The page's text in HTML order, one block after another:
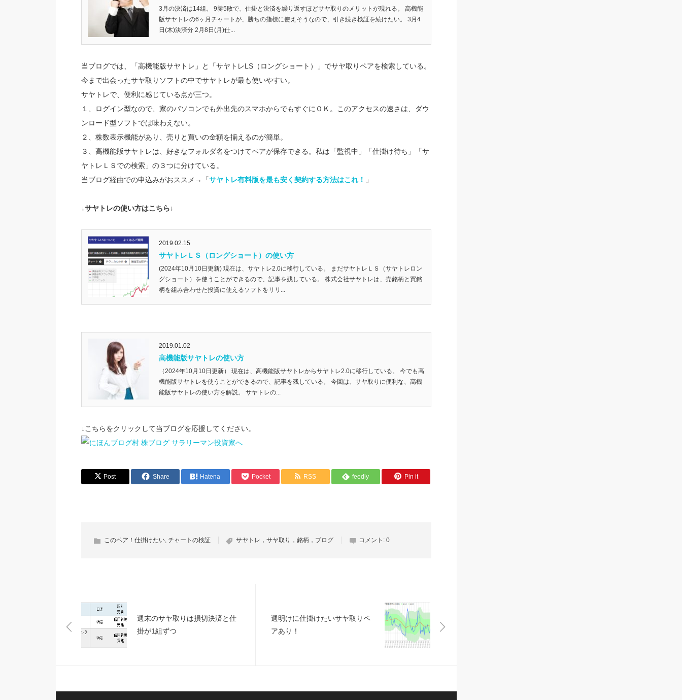
3月の決済は14組。 9勝5敗で、仕掛と決済を繰り返すほどサヤ取りのメリットが現れる。 高機能
版サヤトレの6ヶ月チャートが、勝ちの指標に使えそうなので、引き続き検証を続けたい。 3月4
日(木)決済分 2月8日(月)仕...
当ブログでは、「高機能版サヤトレ」と「サヤトレLS（ロングショート）」でサヤ取りペアを検索している。
今まで出会ったサヤ取りソフトの中でサヤトレが最も使いやすい。
サヤトレで、便利に感じている点が三つ。
１、ログイン型なので、家のパソコンでも外出先のスマホからでもすぐにＯＫ。このアクセスの速さは、ダウ
ンロード型ソフトでは味わえない。
２、株数表示機能があり、売りと買いの金額を揃えるのが簡単。
３、高機能版サヤトレは、好きなフォルダ名をつけてペアが保存できる。私は「監視中」「仕掛け待ち」「サ
ヤトレＬＳでの検索」の３つに分けている。
当ブログ経由での申込みがおススメ→「サヤトレ有料版を最も安く契約する方法はこれ！ 」
↓サヤトレの使い方はこちら↓
2019.02.15
サヤトレＬＳ（ロングショート）の使い方
(2024年10月10日更新) 現在は、サヤトレ2.0に移行している。 まだサヤトレＬＳ（サヤトレロン
グショート）を使うことができるので、記事を残している。 株式会社サヤトレは、売銘柄と買銘
柄を組み合わせた投資に使えるソフトをリリ...
2019.01.02
高機能版サヤトレの使い方
（2024年10月10日更新） 現在は、高機能版サヤトレからサヤトレ2.0に移行している。 今でも高
機能版サヤトレを使うことができるので、記事を残している。 今回は、サヤ取りに便利な、高機
能版サヤトレの使い方を解説。 サヤトレの...
↓こちらをクリックして当ブログを応援してください。
Post Share Hatena Pocket RSS feedly Pin it
このペア！仕掛けたい, チャートの検証 サヤトレ，サヤ取り，銘柄，ブログ コメント: 0
週末のサヤ取りは損切決済と仕
掛が1組ずつ
週明けに仕掛けたいサヤ取りペ
アあり！